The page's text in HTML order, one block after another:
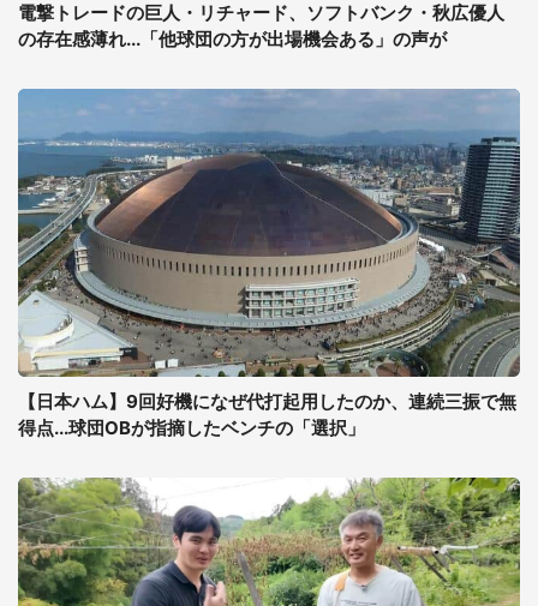
電撃トレードの巨人・リチャード、ソフトバンク・秋広優人
の存在感薄れ...「他球団の方が出場機会ある」の声が
【日本ハム】9回好機になぜ代打起用したのか、連続三振で無
得点...球団OBが指摘したベンチの「選択」